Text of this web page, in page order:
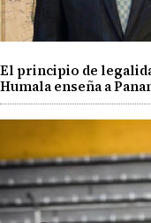
El principio de
Humala enseña a